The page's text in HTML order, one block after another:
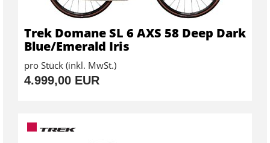
Trek Domane SL 6 AXS 58 Deep Dark
Blue/Emerald Iris
pro Stück (inkl. MwSt.)
4.999,00 EUR